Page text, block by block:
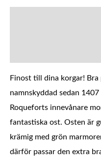
Finost till dina korgar!
namnskyddad sedan
Roqueforts innevånare
fantastiska ost. Osten är
krämig med grön
därför passar den extra